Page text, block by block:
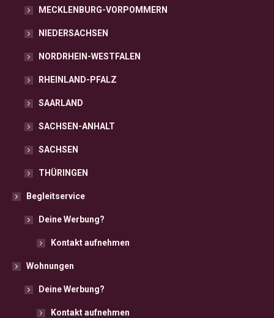
MECKLENBURG-VORPOMMERN
NIEDERSACHSEN
NORDRHEIN-WESTFALEN
RHEINLAND-PFALZ
SAARLAND
SACHSEN-ANHALT
SACHSEN
THÜRINGEN
Begleitservice
Deine Werbung?
Kontakt aufnehmen
Wohnungen
Deine Werbung?
Kontakt aufnehmen